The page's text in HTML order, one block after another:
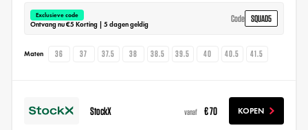
Exclusieve code
Ontvang nu €5 Korting | 5 dagen geldig
Code SQUAD5
Maten 36 37 37.5 38 38.5 39.5 40 40.5 41.5
StockX vanaf € 70 KOPEN